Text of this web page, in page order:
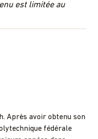
est limitée au
Après avoir obtenu son
fédérale